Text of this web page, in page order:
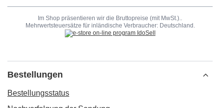
Im Shop präsentieren wir die Bruttopreise (mit MwSt.)..
Mehrwertsteuersätze für inländische Verbraucher: Deutschland .
Bestellungen
Bestellungsstatus